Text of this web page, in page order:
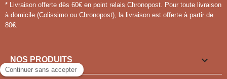
* Livraison offerte dès 60€ en point relais Chronopost. Pour toute livraison
à domicile (Colissimo ou Chronopost), la livraison est offerte à partir de
80€.
NOS PRODUITS 